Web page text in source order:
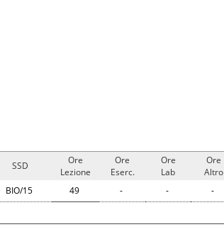
SSD
Ore
Lezione
Ore
Eserc.
Ore
Lab
Ore
Altro
BIO/15 49 - - -